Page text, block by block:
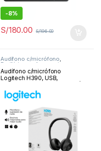
-8%
S/180.00 S/196.00
Audífono c/micrófono,
Periféricos y Accesorios
Audífono c/micrófono
Logitech H390, USB,
981-000014